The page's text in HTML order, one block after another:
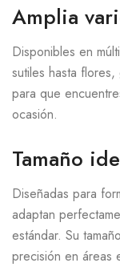
Amplia
Disponibles en
sutiles hasta
para que
ocasión.
Tamaño
Diseñadas para
adaptan
estándar. Su
precisión en áreas